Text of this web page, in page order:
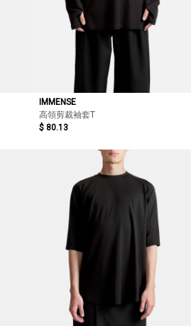
IMMENSE
高領剪裁袖套T
$ 80.13